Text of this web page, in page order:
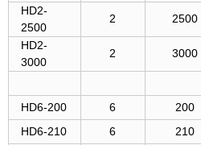
HD2-
2500
2 2500
HD2-
3000
2 3000
HD6-200 6 200
HD6-210
6 210